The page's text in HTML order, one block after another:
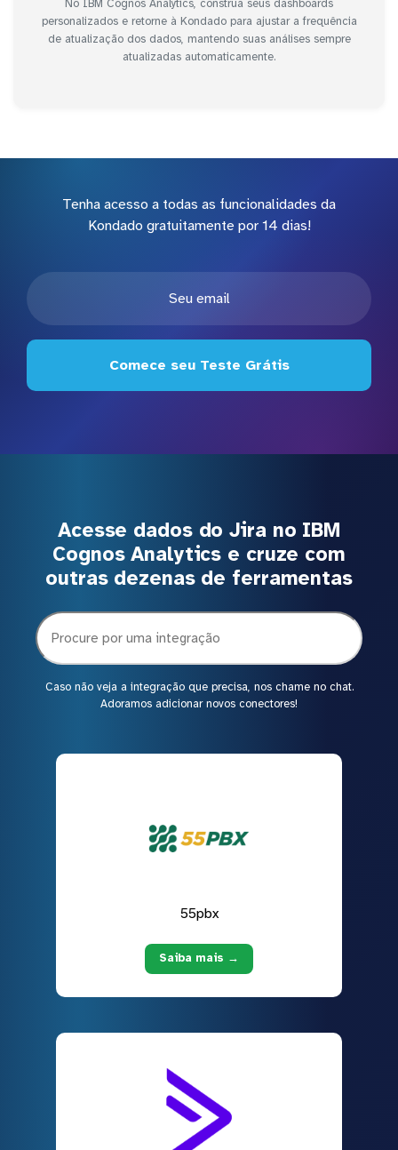
No IBM Cognos Analytics, construa seus dashboards
personalizados e retorne à Kondado para ajustar a frequência
de atualização dos dados, mantendo suas análises sempre
atualizadas automaticamente.
Tenha acesso a todas as funcionalidades da
Kondado gratuitamente por 14 dias!
Comece seu Teste Grátis
Acesse dados do Jira no IBM
Cognos Analytics e cruze com
outras dezenas de ferramentas
Caso não veja a integração que precisa, nos chame no chat.
Adoramos adicionar novos conectores!
55pbx
Saiba mais →